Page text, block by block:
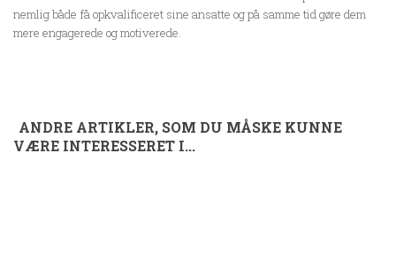
nemlig både få opkvalificeret sine ansatte og på samme tid gøre dem
mere engagerede og motiverede.
ANDRE ARTIKLER, SOM DU MÅSKE KUNNE
VÆRE INTERESSERET I...